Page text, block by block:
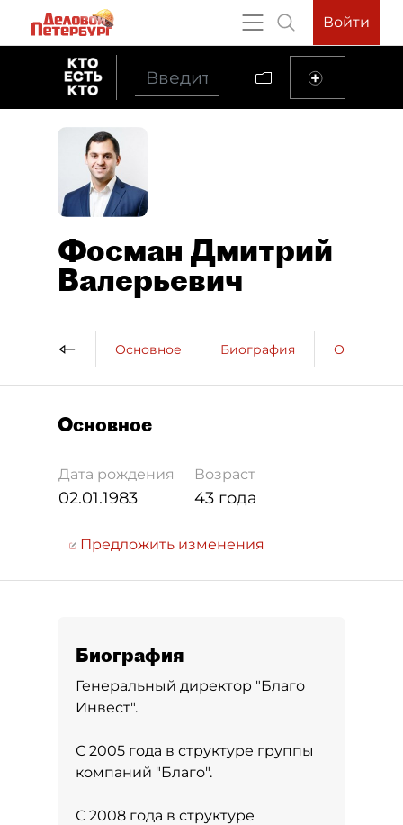
Войти
Фосман Дмитрий
Валерьевич
Основное Биография
Основное
Дата рождения
02.01.1983
Возраст
43 года
Предложить изменения
Биография
Генеральный директор "Благо
Инвест".
С 2005 года в структуре группы
компаний "Благо".
С 2008 года в структуре